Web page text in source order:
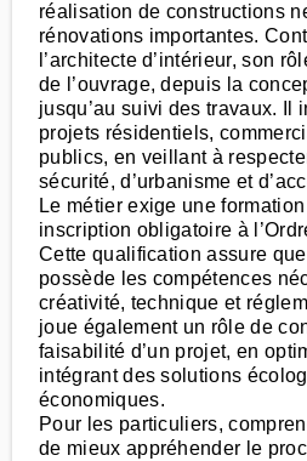
réalisation de constructions
rénovations importantes.
l’architecte d’intérieur, son
de l’ouvrage, depuis la
jusqu’au suivi des travaux. Il
projets résidentiels,
publics, en veillant à
sécurité, d’urbanisme et
Le métier exige une
inscription obligatoire à
Cette qualification assure
possède les compétences
créativité, technique et
joue également un rôle de
faisabilité d’un projet, en
intégrant des solutions
économiques.
Pour les particuliers,
de mieux appréhender le